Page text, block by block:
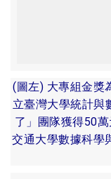
(圖左) 大專組金獎
立臺灣大學統計與
了」團隊獲得50
交通大學數據科學